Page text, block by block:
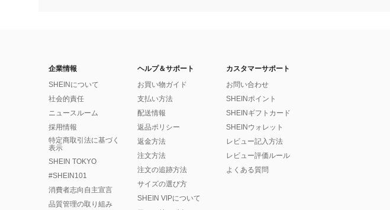
企業情報
SHEINについて
社会的責任
ニュースルーム
採用情報
特定商取引法に基づく
表示
SHEIN TOKYO
#SHEIN101
消費者志向自主宣言
品質管理の取り組み
ヘルプ＆サポート
お買い物ガイド
支払い方法
配送情報
返品ポリシー
返金方法
注文方法
注文の追跡方法
サイズの選び方
SHEIN VIPについて
カスタマーサポート
お問い合わせ
SHEINポイント
SHEINギフトカード
SHEINウォレット
レビュー記入方法
レビュー評価ルール
よくある質問